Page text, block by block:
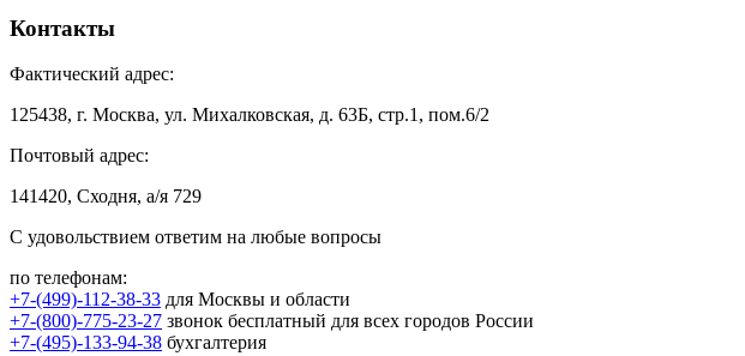
Контакты
Фактический адрес:
125438, г. Москва, ул. Михалковская, д. 63Б, стр.1, пом.6/2
Почтовый адрес:
141420, Сходня, а/я 729
С удовольствием ответим на любые вопросы
по телефонам:
+7-(499)-112-38-33 для Москвы и области
+7-(800)-775-23-27 звонок бесплатный для всех городов России
+7-(495)-133-94-38 бухгалтерия